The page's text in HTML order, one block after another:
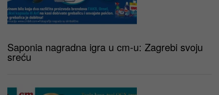
Saponia nagradna igra u cm-u: Zagrebi svoju
sreću